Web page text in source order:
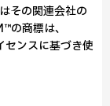
その関連会社の
の商標は、
センスに基づき使